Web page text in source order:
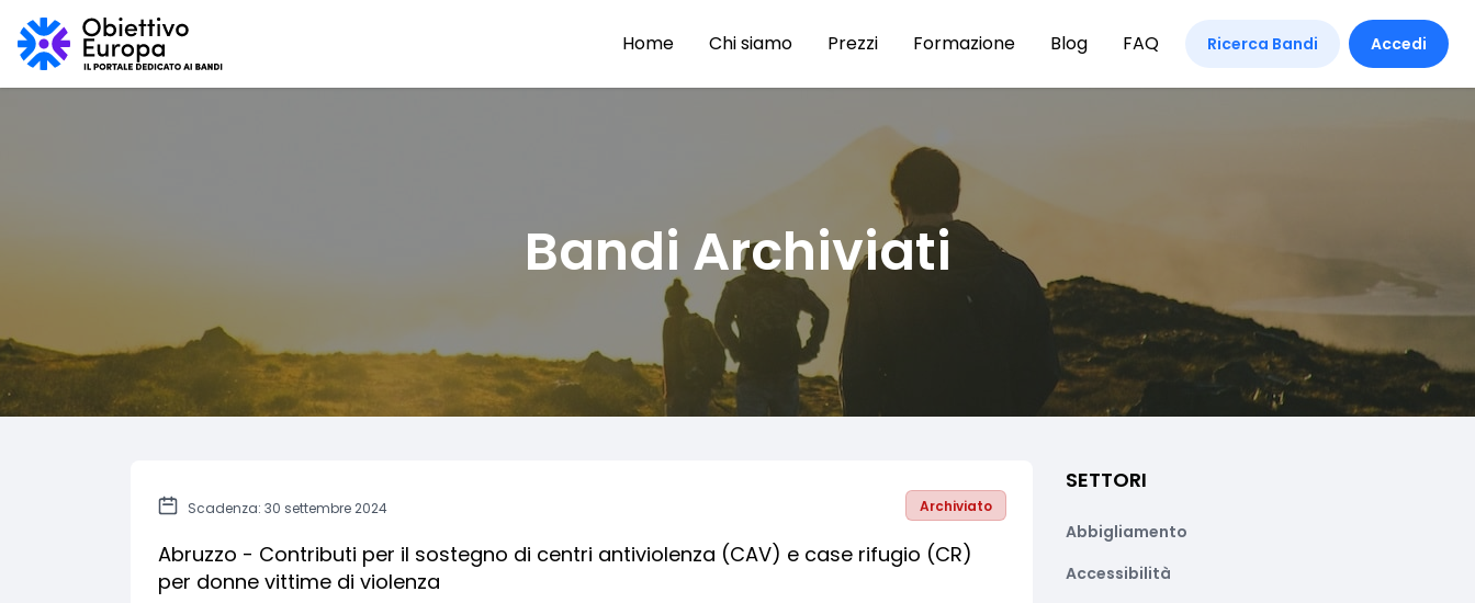
Home Chi siamo Prezzi Formazione Blog FAQ Ricerca Bandi Accedi
Bandi Archiviati
Scadenza: 30 settembre 2024 Archiviato
Abruzzo - Contributi per il sostegno di centri antiviolenza (CAV) e case rifugio (CR)
per donne vittime di violenza
SETTORI
Abbigliamento
Accessibilità